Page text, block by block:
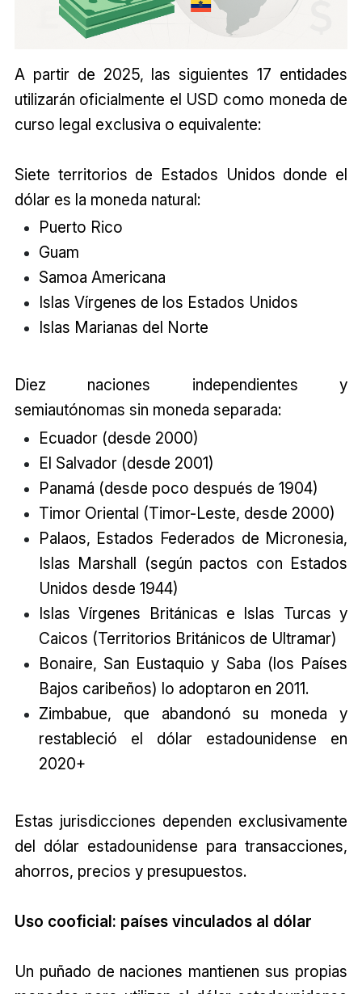
A partir de 2025, las siguientes 17 entidades
utilizarán oficialmente el USD como moneda de
curso legal exclusiva o equivalente:
Siete territorios de Estados Unidos donde el
dólar es la moneda natural:
Puerto Rico
Guam
Samoa Americana
Islas Vírgenes de los Estados Unidos
Islas Marianas del Norte
Diez naciones independientes y
semiautónomas sin moneda separada:
Ecuador (desde 2000)
El Salvador (desde 2001)
Panamá (desde poco después de 1904)
Timor Oriental (Timor-Leste, desde 2000)
Palaos, Estados Federados de Micronesia,
Islas Marshall (según pactos con Estados
Unidos desde 1944)
Islas Vírgenes Británicas e Islas Turcas y
Caicos (Territorios Británicos de Ultramar)
Bonaire, San Eustaquio y Saba (los Países
Bajos caribeños) lo adoptaron en 2011.
Zimbabue, que abandonó su moneda y
restableció el dólar estadounidense en
2020+
Estas jurisdicciones dependen exclusivamente
del dólar estadounidense para transacciones,
ahorros, precios y presupuestos.
Uso cooficial: países vinculados al dólar
Un puñado de naciones mantienen sus propias